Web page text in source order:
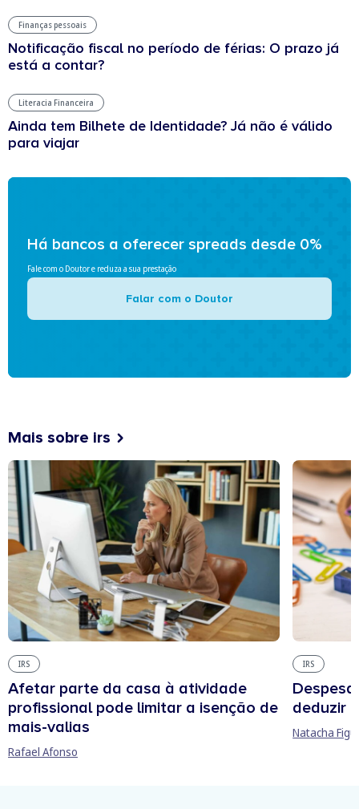
Finanças pessoais
Notificação fiscal no período de férias: O prazo já
está a contar?
Literacia Financeira
Ainda tem Bilhete de Identidade? Já não é válido
para viajar
Há bancos a oferecer spreads desde 0%
Fale com o Doutor e reduza a sua prestação
Falar com o Doutor
Mais sobre irs
IRS
Afetar parte da casa à atividade
profissional pode limitar a isenção de
mais-valias
Rafael Afonso
IRS
deduzir
Natacha